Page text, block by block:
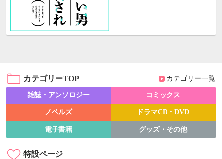
カテゴリーTOP カテゴリー一覧
雑誌・アンソロジー コミックス
ノベルズ ドラマCD・DVD
電子書籍 グッズ・その他
特設ページ